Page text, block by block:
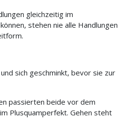
gleichzeitig im
stehen nie alle Handlungen
sich geschminkt, bevor sie zur
passierten beide vor dem
Plusquamperfekt. Gehen steht